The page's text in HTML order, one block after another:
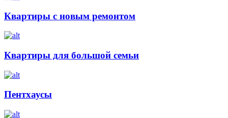
Квартиры с новым ремонтом
Квартиры для большой семьи
Пентхаусы